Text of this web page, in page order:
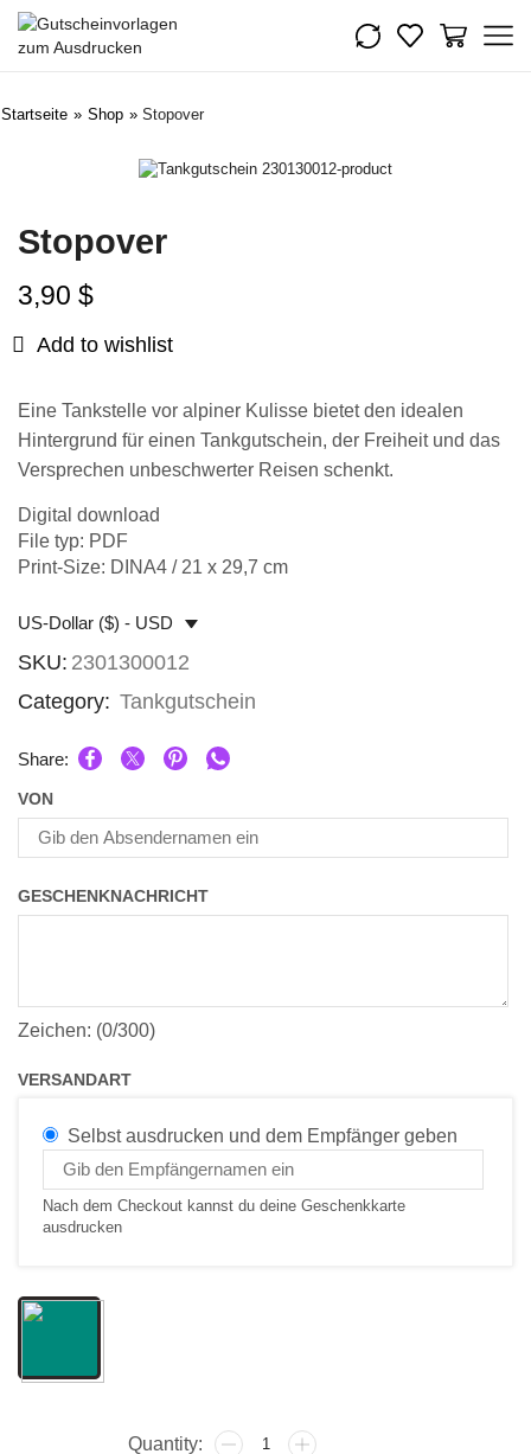
Startseite » Shop » Stopover
Stopover
3,90 $
Add to wishlist
Eine Tankstelle vor alpiner Kulisse bietet den idealen
Hintergrund für einen Tankgutschein, der Freiheit und das
Versprechen unbeschwerter Reisen schenkt.
Digital download
File typ: PDF
Print-Size: DINA4 / 21 x 29,7 cm
US-Dollar ($) - USD
SKU: 2301300012
Category: Tankgutschein
Share:
VON
GESCHENKNACHRICHT
Zeichen: (0/300)
VERSANDART
Selbst ausdrucken und dem Empfänger geben
Nach dem Checkout kannst du deine Geschenkkarte
ausdrucken